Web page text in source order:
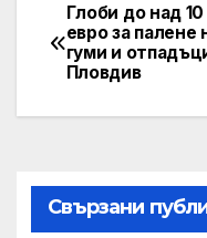
Post
Глоби до над
евро за палене
гуми и
Пловдив
Свързани